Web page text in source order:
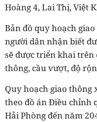
Hoàng 4, Lai Thị, Việt
Bản đồ quy hoạch
người dân nhận biết
sẽ được triển khai
thông, cầu vượt, độ
Quy hoạch giao thông
theo đồ án Điều chỉnh
Hải Phòng đến năm